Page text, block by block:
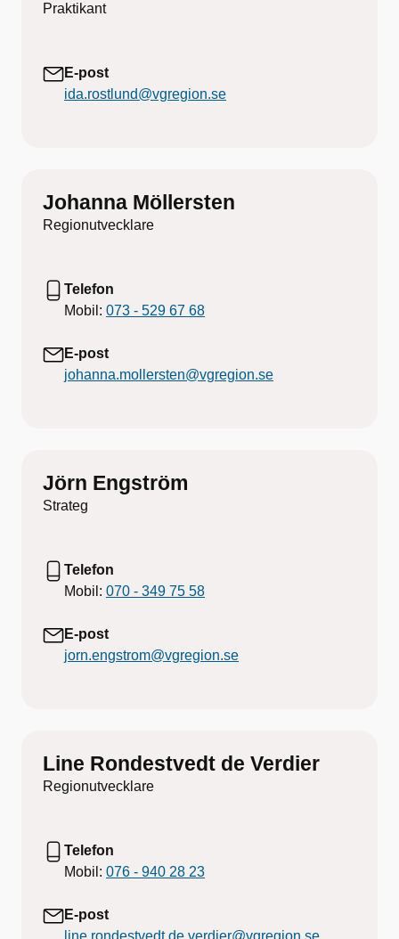
Praktikant
E-post
ida.rostlund@vgregion.se
Johanna Möllersten
Regionutvecklare
Telefon
Mobil: 073 - 529 67 68
E-post
johanna.mollersten@vgregion.se
Jörn Engström
Strateg
Telefon
Mobil: 070 - 349 75 58
E-post
jorn.engstrom@vgregion.se
Line Rondestvedt de Verdier
Regionutvecklare
Telefon
Mobil: 076 - 940 28 23
E-post
line.rondestvedt.de.verdier@vgregion.se